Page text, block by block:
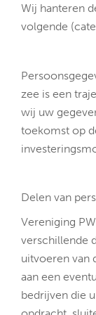
Wij hanteren
volgende
zee is een
wij uw
toekomst op
Delen van
Vereniging
verschillende
uitvoeren van
aan een
bedrijven die